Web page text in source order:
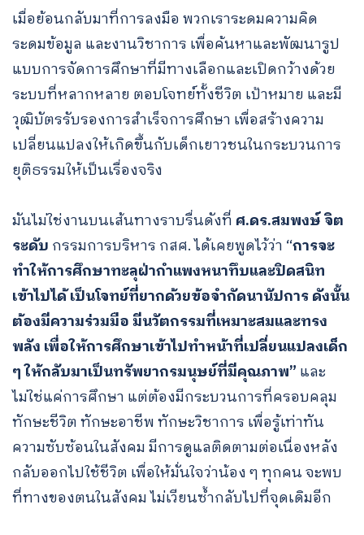
เมื่อย้อนกลับมาที่การลงมือ พวกเราระดมความคิด
ระดมข้อมูล และงานวิชาการ เพื่อค้นหาและพัฒนารูป
แบบการจัดการศึกษาที่มีทางเลือกและเปิดกว้างด้วย
ระบบที่หลากหลาย ตอบโจทย์ทั้งชีวิต เป้าหมาย และมี
วุฒิบัตรรับรองการสำเร็จการศึกษา เพื่อสร้างความ
เปลี่ยนแปลงให้เกิดขึ้นกับเด็กเยาวชนในกระบวนการ
ยุติธรรมให้เป็นเรื่องจริง
มันไม่ใช่งานบนเส้นทางราบรื่นดังที่ ศ.ดร.สมพงษ์ จิต
ระดับ กรรมการบริหาร กสศ. ได้เคยพูดไว้ว่า “การจะ
ทำให้การศึกษาทะลุฝ่ากำแพงหนาทึบและปิดสนิท
เข้าไปได้ เป็นโจทย์ที่ยากด้วยข้อจำกัดนานัปการ ดังนั้น
ต้องมีความร่วมมือ มีนวัตกรรมที่เหมาะสมและทรง
พลัง เพื่อให้การศึกษาเข้าไปทำหน้าที่เปลี่ยนแปลงเด็ก
ๆ ให้กลับมาเป็นทรัพยากรมนุษย์ที่มีคุณภาพ” และ
ไม่ใช่แค่การศึกษา แต่ต้องมีกระบวนการที่ครอบคลุม
ทักษะชีวิต ทักษะอาชีพ ทักษะวิชาการ เพื่อรู้เท่าทัน
ความซับซ้อนในสังคม มีการดูแลติดตามต่อเนื่องหลัง
กลับออกไปใช้ชีวิต เพื่อให้มั่นใจว่าน้อง ๆ ทุกคน จะพบ
ที่ทางของตนในสังคม ไม่เวียนซ้ำกลับไปที่จุดเดิมอีก